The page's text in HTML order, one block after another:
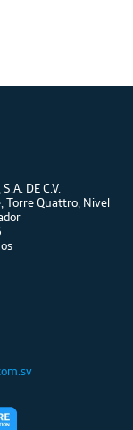
DE C.V.
Torre Quattro, Nivel